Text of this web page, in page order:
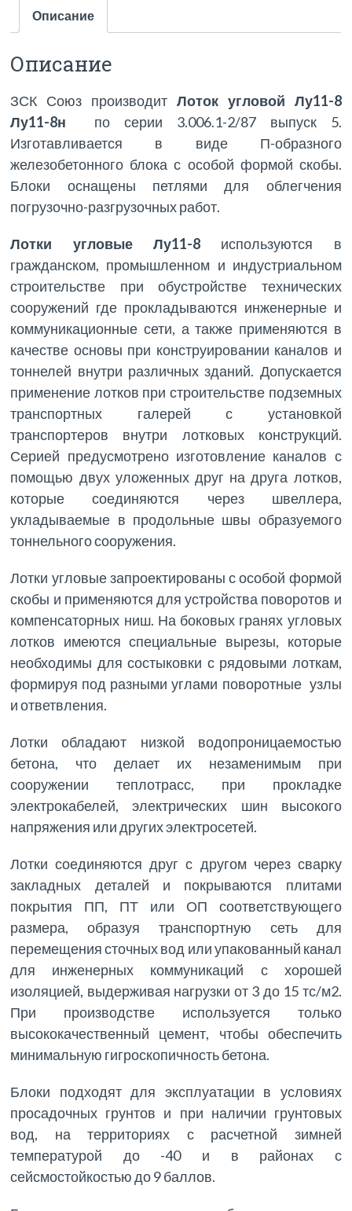
Описание
Описание
ЗСК Союз производит Лоток угловой Лу11-8
Лу11-8н
по серии 3.006.1-2/87 выпуск 5.
Изготавливается в виде П-образного
железобетонного блока с особой формой скобы.
Блоки оснащены петлями для облегчения
погрузочно-разгрузочных работ.
Лотки угловые Лу11-8 используются в
гражданском, промышленном и индустриальном
строительстве при обустройстве технических
сооружений где прокладываются инженерные и
коммуникационные сети, а также применяются в
качестве основы при конструировании каналов и
тоннелей внутри различных зданий. Допускается
применение лотков при строительстве подземных
транспортных галерей с установкой
транспортеров внутри лотковых конструкций.
Серией предусмотрено изготовление каналов с
помощью двух уложенных друг на друга лотков,
которые соединяются через швеллера,
укладываемые в продольные швы образуемого
тоннельного сооружения.
Лотки угловые запроектированы с особой формой
скобы и применяются для устройства поворотов и
компенсаторных ниш. На боковых гранях угловых
лотков имеются специальные вырезы, которые
необходимы для состыковки с рядовыми лоткам,
формируя под разными углами поворотные узлы
и ответвления.
Лотки обладают низкой водопроницаемостью
бетона, что делает их незаменимым при
сооружении теплотрасс, при прокладке
электрокабелей, электрических шин высокого
напряжения или других электросетей.
Лотки соединяются друг с другом через сварку
закладных деталей и покрываются плитами
покрытия ПП, ПТ или ОП соответствующего
размера, образуя транспортную сеть для
перемещения сточных вод или упакованный канал
для инженерных коммуникаций с хорошей
изоляцией, выдерживая нагрузки от 3 до 15 тс/м2.
При производстве используется только
высококачественный цемент, чтобы обеспечить
минимальную гигроскопичность бетона.
Блоки подходят для эксплуатации в условиях
просадочных грунтов и при наличии грунтовых
вод, на территориях с расчетной зимней
температурой до -40 и в районах с
сейсмостойкостью до 9 баллов.